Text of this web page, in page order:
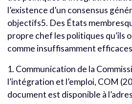
l’existence d’un consensus
objectifs5. Des États
propre chef les politiques qu’ils
comme insuffisamment
1. Communication de la
l’intégration et l’emploi, COM
document est disponible à